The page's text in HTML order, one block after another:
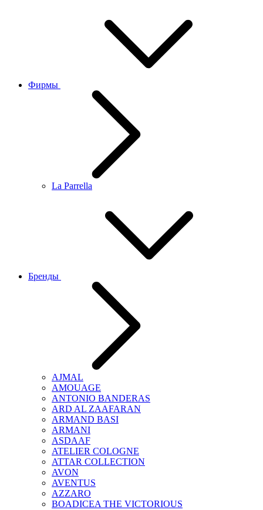
Фирмы
La Parrella
Бренды
AJMAL
AMOUAGE
ANTONIO BANDERAS
ARD AL ZAAFARAN
ARMAND BASI
ARMANI
ASDAAF
ATELIER COLOGNE
ATTAR COLLECTION
AVON
AVENTUS
AZZARO
BOADICEA THE VICTORIOUS